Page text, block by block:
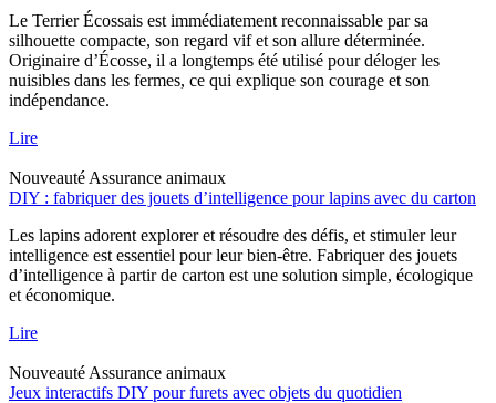
Le Terrier Écossais est immédiatement reconnaissable par sa
silhouette compacte, son regard vif et son allure déterminée.
Originaire d’Écosse, il a longtemps été utilisé pour déloger les
nuisibles dans les fermes, ce qui explique son courage et son
indépendance.
Lire
Nouveauté Assurance animaux
DIY : fabriquer des jouets d’intelligence pour lapins avec du carton
Les lapins adorent explorer et résoudre des défis, et stimuler leur
intelligence est essentiel pour leur bien-être. Fabriquer des jouets
d’intelligence à partir de carton est une solution simple, écologique
et économique.
Lire
Nouveauté Assurance animaux
Jeux interactifs DIY pour furets avec objets du quotidien